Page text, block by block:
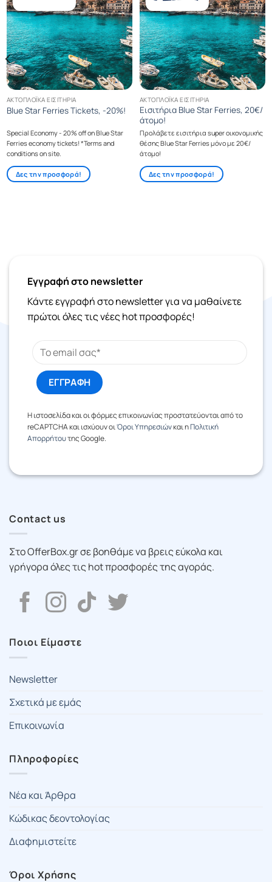
ΑΚΤΟΠΛΟΪΚΆ ΕΙΣΙΤΉΡΙΑ
Blue Star Ferries Tickets, -20%!
Special Economy - 20% off on Blue Star
Ferries economy tickets! *Terms and
conditions on site.
Δες την προσφορά!
ΑΚΤΟΠΛΟΪΚΆ ΕΙΣΙΤΉΡΙΑ
Εισιτήρια Blue Star Ferries, 20€/
άτομο!
Προλάβετε εισιτήρια super οικονομικής
θέσης Blue Star Ferries μόνο με 20€/
άτομο!
Δες την προσφορά!
Εγγραφή στο newsletter
Κάντε εγγραφή στο newsletter για να μαθαίνετε
πρώτοι όλες τις νέες hot προσφορές!
Η ιστοσελίδα και οι φόρμες επικοινωνίας προστατεύονται από το
reCAPTCHA και ισχύουν οιΌροι Υπηρεσιώνκαι ηΠολιτική
Απορρήτουτης Google.
Contact us
Στο OfferBox.gr σε βοηθάμε να βρεις εύκολα και
γρήγορα όλες τις hot προσφορές της αγοράς.
Ποιοι Είμαστε
Newsletter
Σχετικά με εμάς
Επικοινωνία
Πληροφορίες
Νέα και Άρθρα
Κώδικας δεοντολογίας
Διαφημιστείτε
Όροι Χρήσης